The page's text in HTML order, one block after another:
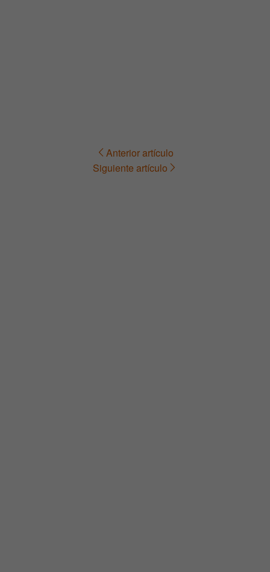
Navegación Anterior artículo
Siguiente artículo